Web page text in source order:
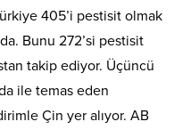
405’i pestisit olmak
Bunu 272’si pestisit
takip ediyor. Üçüncü
ile temas eden
Çin yer alıyor. AB